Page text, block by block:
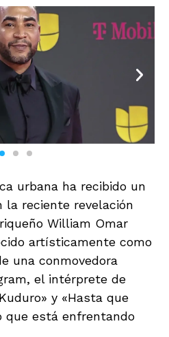
urbana ha recibido un
la reciente revelación
William Omar
artísticamente como
una conmovedora
el intérprete de
y «Hasta que
que está enfrentando